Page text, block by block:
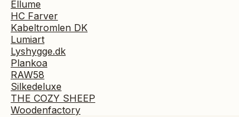
Ellume
HC Farver
Kabeltromlen DK
Lumiart
Lyshygge.dk
Plankoa
RAW58
Silkedeluxe
THE COZY SHEEP
Woodenfactory